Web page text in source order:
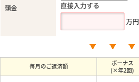
頭金
直接入力する
万円
毎月のご返済額
ボーナス
(×年2回)